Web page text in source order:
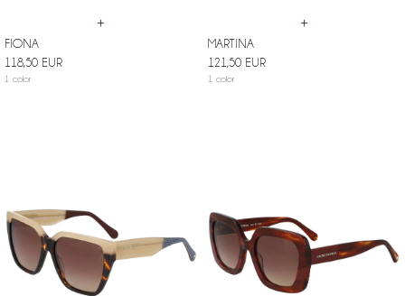
+
FIONA
118,50 EUR
1 color
+
MARTINA
121,50 EUR
1 color